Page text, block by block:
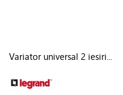
Variator universal 2 iesiri...